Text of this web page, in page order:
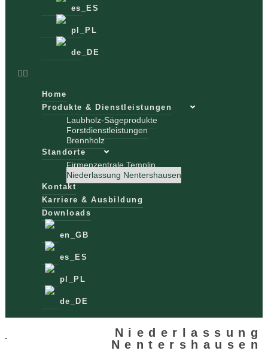
Home
Produkte & Dienstleistungen
Laubholz-Sägeprodukte
Forstdienstleistungen
Brennholz
Standorte
Firmenzentrale Templin
Niederlassung Nentershausen
Kontakt
Karriere & Ausbildung
Downloads
Niederlassung
Nentershausen